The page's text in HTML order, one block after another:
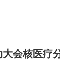
会核医疗